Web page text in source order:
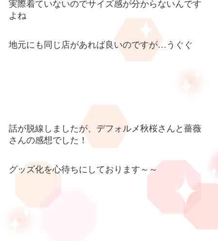
実際着ていないのでサイズ感が分からないんです
よね
地元にも同じ店があれば良いのですが… うぐぐ
話が脱線しましたが、デフォルメ秋桜さんと薔薇
さんの感想でした！
グッズ化を心待ちにしております～～